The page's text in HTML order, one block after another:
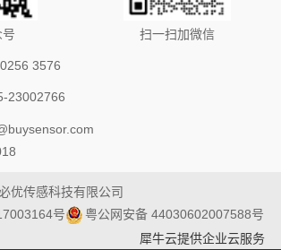
扫一扫加微信
3576
23002766
优传感科技有限公司
号
粤公网安备 44030602007588号
犀牛云提供企业云服务